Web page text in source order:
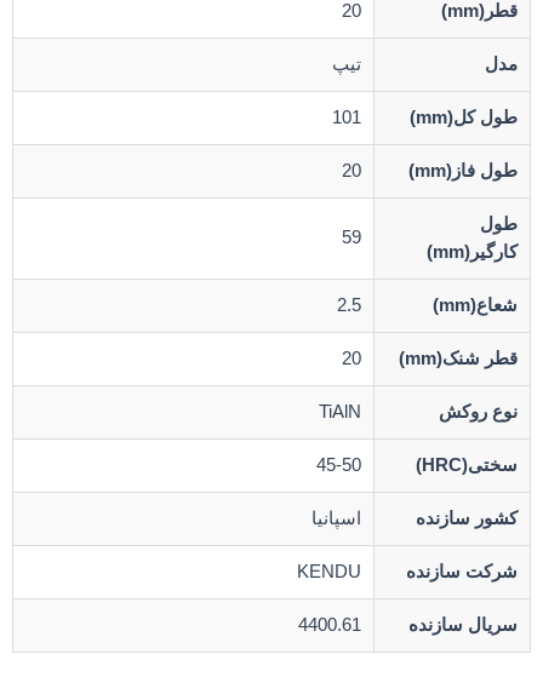
قطر(mm) 20
مدل تیپ
طول کل(mm) 101
طول فاز(mm) 20
طول
کارگیر(mm)
59
شعاع(mm) 2.5
قطر شنک(mm) 20
نوع روکش TiAlN
سختی(HRC) 45-50
کشور سازنده اسپانیا
شرکت سازنده KENDU
سریال سازنده 4400.61